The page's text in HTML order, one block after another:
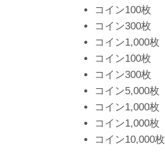
コイン100枚
コイン300枚
コイン1,000枚
コイン100枚
コイン300枚
コイン5,000枚
コイン1,000枚
コイン1,000枚
コイン10,000枚